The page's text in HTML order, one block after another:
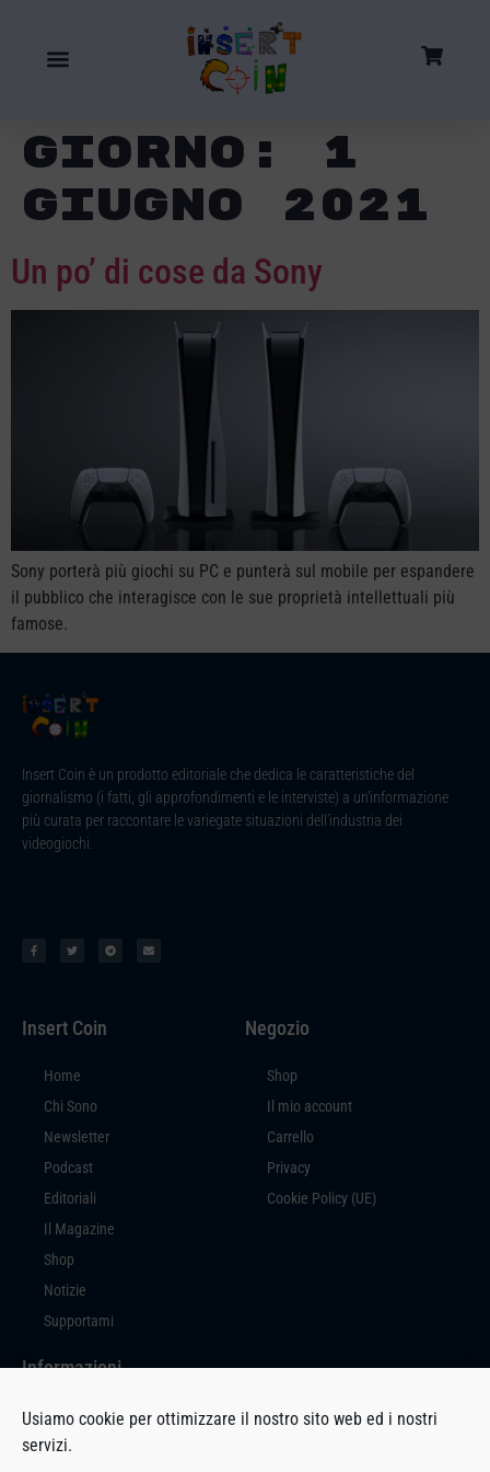
Usiamo cookie per ottimizzare il nostro sito web ed i nostri
servizi.
Giorno: 1
Giugno 2021
Un po’ di cose da Sony
Sony porterà più giochi su PC e punterà sul mobile per espandere
il pubblico che interagisce con le sue proprietà intellettuali più
famose.
Insert Coin è un prodotto editoriale che dedica le caratteristiche del
giornalismo (i fatti, gli approfondimenti e le interviste) a un’informazione
più curata per raccontare le variegate situazioni dell’industria dei
videogiochi.
Insert Coin
Home
Chi Sono
Newsletter
Podcast
Editoriali
Il Magazine
Shop
Notizie
Supportami
Negozio
Shop
Il mio account
Carrello
Privacy
Cookie Policy (UE)
Informazioni
Insert Coin è un prodotto editoriale a cura di Massimiliano Di Marco, con
sede in Via Milano, 94 – 27029 Vigevano (PV).